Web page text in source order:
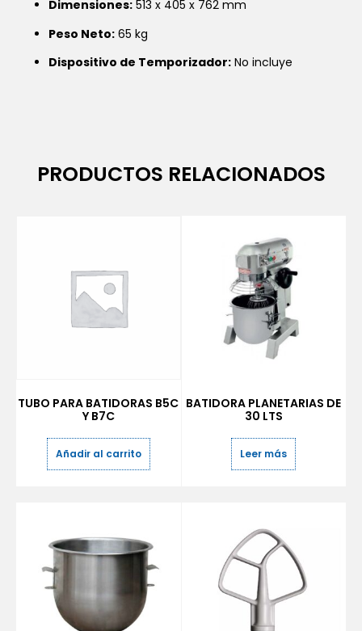
Dimensiones: 513 x 405 x 762 mm
Peso Neto: 65 kg
Dispositivo de Temporizador: No incluye
PRODUCTOS RELACIONADOS
TUBO PARA BATIDORAS B5C
Y B7C
Añadir al carrito
BATIDORA PLANETARIAS DE
30 LTS
Leer más